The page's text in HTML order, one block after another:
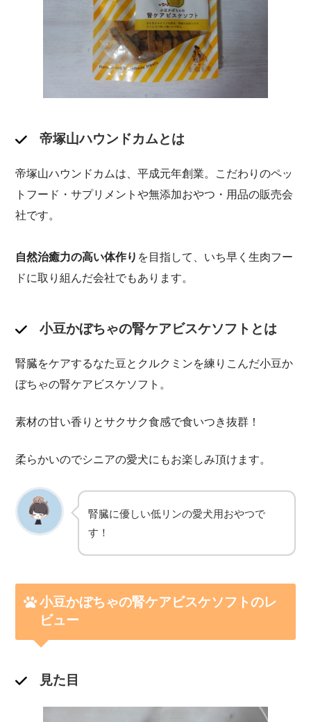
帝塚山ハウンドカムとは
帝塚山ハウンドカムは、平成元年創業。こだわりのペッ
トフード・サプリメントや無添加おやつ・用品の販売会
社です。
自然治癒力の高い体作り を目指して、いち早く生肉フー
ドに取り組んだ会社でもあります。
小豆かぼちゃの腎ケアビスケソフトとは
腎臓をケアするなた豆とクルクミンを練りこんだ小豆か
ぼちゃの腎ケアビスケソフト。
素材の甘い香りとサクサク食感で食いつき抜群！
柔らかいのでシニアの愛犬にもお楽しみ頂けます。
腎臓に優しい低リンの愛犬用おやつで
す！
小豆かぼちゃの腎ケアビスケソフトのレ
ビュー
見た目